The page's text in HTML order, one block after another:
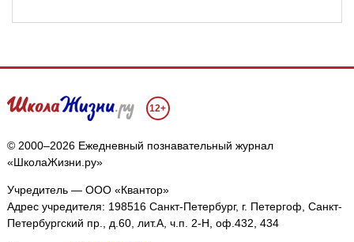
12+
© 2000–2026 Ежедневный познавательный журнал
«ШколаЖизни.ру»
Учредитель — ООО «Квантор»
Адрес учредителя: 198516 Санкт-Петербург, г. Петергоф, Санкт-
Петербургский пр., д.60, лит.А, ч.п. 2-Н, оф.432, 434